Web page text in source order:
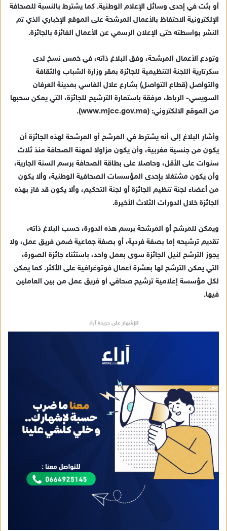
أو بثت في إحدى وسائل الإعلام الوطنية. كما يشترط بالنسبة للصحافة
الإلكترونية الاحتفاظ بالأعمال المرشحة على الموقع الإخباري الذي تم
النشر بواسطته حتى الإعلان الرسمي عن الأعمال الفائزة بالجائزة.
وتودع الأعمال المرشحة، وفق البلاغ ذاته، في خمس نسخ لدى
سكرتارية اللجنة التنظيمية للجائزة بمقر وزارة الشباب والثقافة
والتواصل (قطاع التواصل) بشارع علال الفاسي بمدينة العرفان
السويسي- الرباط، مرفقة باستمارة الترشيح للجائزة، التي يمكن سحبها
من الموقع الالكتروني: (www.mjcc.gov.ma).
وأشار البلاغ إلى أنه يشترط في المرشح أو المرشحة لهذه الجائزة أن
يكون من جنسية مغربية، وأن يكون مزاولا لمهنة الصحافة منذ ثلاث
سنوات على الأقل، وحاصلا على بطاقة الصحافة برسم السنة الجارية،
وأن يكون مشتغلا بإحدى المؤسسات الصحافية الوطنية، وألا يكون
من أعضاء لجنة تنظيم الجائزة أو لجنة التحكيم، وألا يكون قد فاز بهذه
الجائزة خلال الدورات الثلاث الأخيرة.
ويمكن للمرشح أو المرشحة برسم هذه الدورة، حسب البلاغ ذاته،
تقديم ترشيحه إما بصفة فردية، أو بصفة جماعية ضمن فريق عمل، ولا
يجوز الترشح لنيل الجائزة سوى بعمل واحد، باستثناء جائزة الصورة،
التي يمكن الترشح لها بعشرة أعمال فوتوغرافية على الأكثر. كما يمكن
لكل مؤسسة إعلامية ترشيح صحافي أو فريق عمل من بين العاملين
فيها.
للإشهار على جريدة آراء